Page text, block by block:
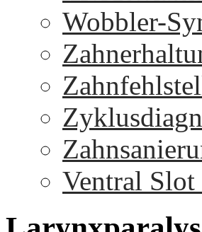
Wobbler-
Ventral Slot